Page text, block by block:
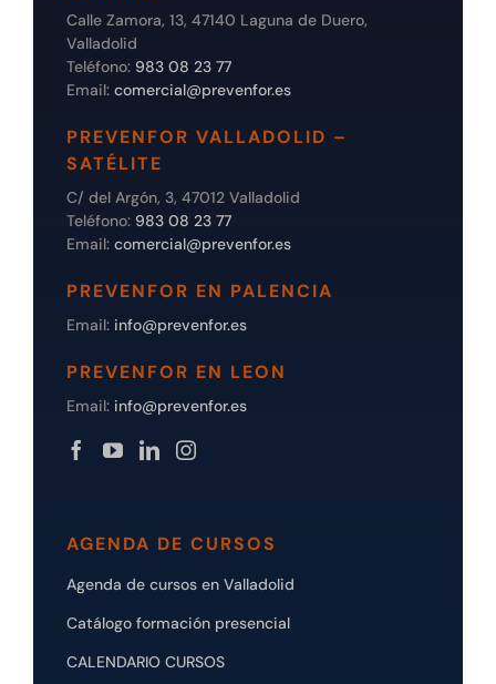
Calle Zamora, 13, 47140 Laguna de Duero,
Valladolid
Teléfono: 983 08 23 77
Email: comercial@prevenfor.es
PREVENFOR VALLADOLID –
SATÉLITE
C/ del Argón, 3, 47012 Valladolid
Teléfono: 983 08 23 77
Email: comercial@prevenfor.es
PREVENFOR EN PALENCIA
Email: info@prevenfor.es
PREVENFOR EN LEON
Email: info@prevenfor.es
AGENDA DE CURSOS
Agenda de cursos en Valladolid
Catálogo formación presencial
CALENDARIO CURSOS